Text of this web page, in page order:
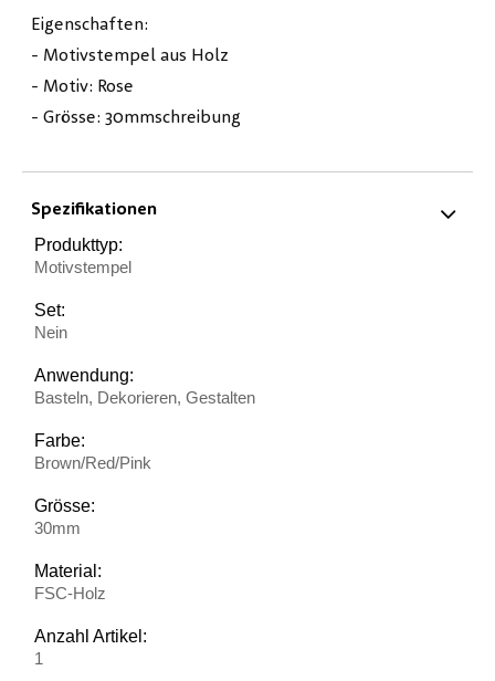
Eigenschaften:
- Motivstempel aus Holz
- Motiv: Rose
- Grösse: 30mmschreibung
Spezifikationen
Produkttyp:
Motivstempel
Set:
Nein
Anwendung:
Basteln, Dekorieren, Gestalten
Farbe:
Brown/Red/Pink
Grösse:
30mm
Material:
FSC-Holz
Anzahl Artikel:
1